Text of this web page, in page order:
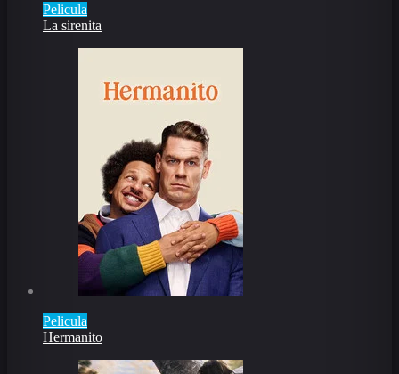
Pelicula
La sirenita
Pelicula
Hermanito